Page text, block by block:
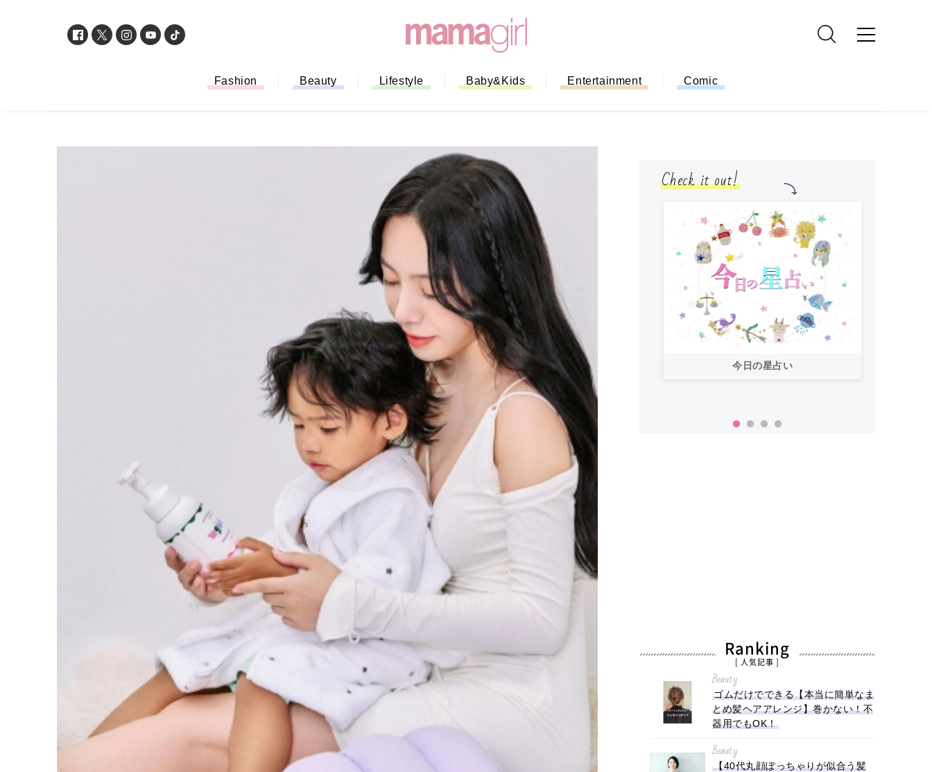
Fashion Beauty Lifestyle Baby&Kids Entertainment Comic
Check it out!
「もう行列に並ばない！」ミスドのモ
バイルオーダー完全ガイド｜支払い方
法から受け取り方までネットオーダー
を徹底解説
今日の星占い
Ranking
[ 人気記事 ]
Beauty
ゴムだけでできる【本当に簡単なま
とめ髪ヘアアレンジ】巻かない！不
器用でもOK！
Beauty
【40代丸顔ぽっちゃりが似合う髪